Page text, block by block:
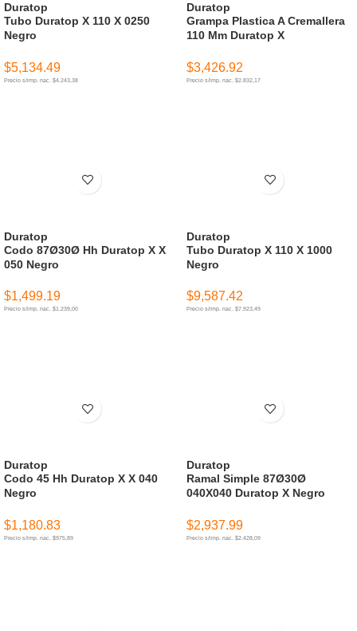
Tubo Duratop X 110 X 0250
Negro
Duratop
$5,134.49
Precio s/imp. nac. $4.243,38
Grampa Plastica A Cremallera
110 Mm Duratop X
Duratop
$3,426.92
Precio s/imp. nac. $2.832,17
Codo 87Ø30Ø Hh Duratop X X
050 Negro
Duratop
$1,499.19
Precio s/imp. nac. $1.239,00
Tubo Duratop X 110 X 1000
Negro
Duratop
$9,587.42
Precio s/imp. nac. $7.923,49
Codo 45 Hh Duratop X X 040
Negro
Duratop
$1,180.83
Precio s/imp. nac. $975,89
Ramal Simple 87Ø30Ø
040X040 Duratop X Negro
Duratop
$2,937.99
Precio s/imp. nac. $2.428,09